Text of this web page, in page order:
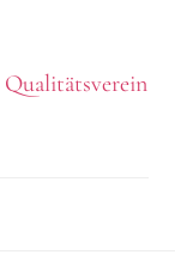
Qualitätsverein